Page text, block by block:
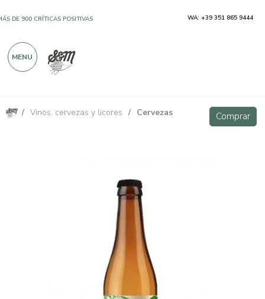
/ Vinos, cervezas y licores / Cervezas Comprar
Comprar
DE 900 CRÍTICAS POSITIVAS WA: +39 351 865 9444
MENU